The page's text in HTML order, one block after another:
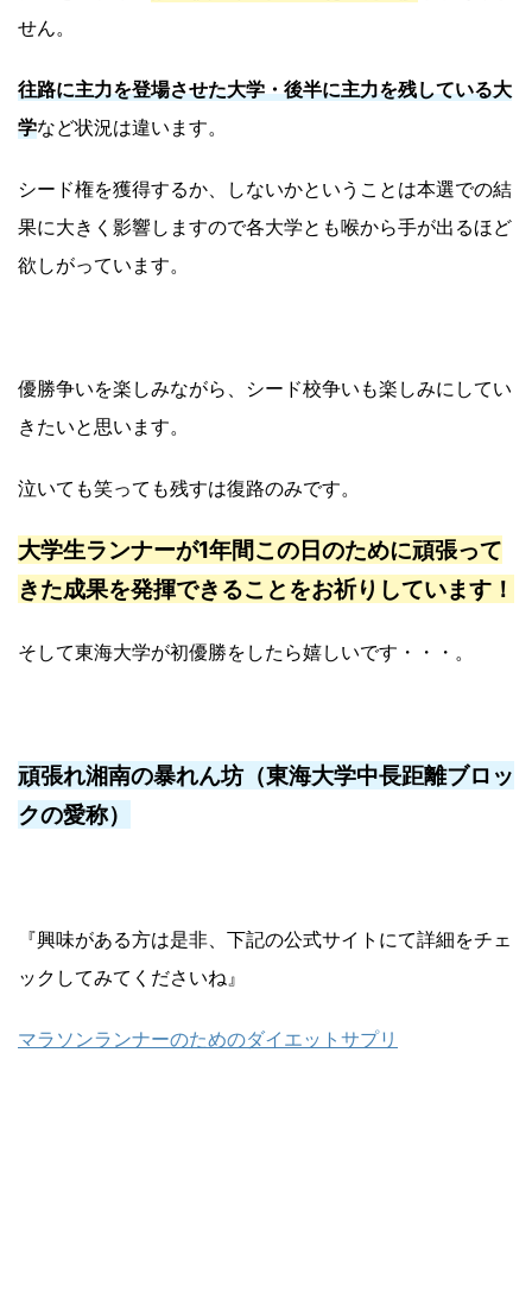
せん。
往路に主力を登場させた大学・後半に主力を残している大
学など状況は違います。
シード権を獲得するか、しないかということは本選での結
果に大きく影響しますので各大学とも喉から手が出るほど
欲しがっています。
優勝争いを楽しみながら、シード校争いも楽しみにしてい
きたいと思います。
泣いても笑っても残すは復路のみです。
大学生ランナーが1年間この日のために頑張って
きた成果を発揮できることをお祈りしています！
そして東海大学が初優勝をしたら嬉しいです・・・。
頑張れ湘南の暴れん坊（東海大学中長距離ブロッ
クの愛称）
『興味がある方は是非、下記の公式サイトにて詳細をチェ
ックしてみてくださいね』
マラソンランナーのためのダイエットサプリ